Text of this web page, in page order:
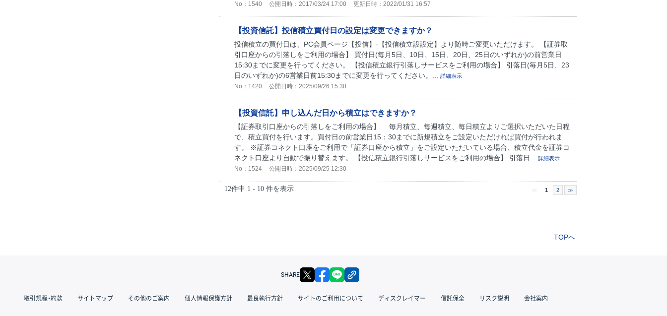
No：1540 公開日時：2017/03/24 17:00 更新日時：2022/01/31 16:57
【投資信託】投信積立買付日の設定は変更できますか？
投信積立の買付日は、PC会員ページ【投信】-【投信積立設設定】より随時ご変更いただけます。 【証券取
引口座からの引落しをご利用の場合】 買付日(毎月5日、10日、15日、20日、25日のいずれか)の前営業日
15:30までに変更を行ってください。 【投信積立銀行引落しサービスをご利用の場合】 引落日(毎月5日、23
日のいずれか)の6営業日前15:30までに変更を行ってください。...
詳細表示
No：1420 公開日時：2025/09/26 15:30
【投資信託】申し込んだ日から積立はできますか？
【証券取引口座からの引落しをご利用の場合】 毎月積立、毎週積立、毎日積立よりご選択いただいた日程
で、積立買付を行います。買付日の前営業日15：30までに新規積立をご設定いただければ買付が行われま
す。 ※証券コネクト口座をご利用で「証券口座から積立」をご設定いただいている場合、積立代金を証券コ
ネクト口座より自動で振り替えます。 【投信積立銀行引落しサービスをご利用の場合】 引落日...
詳細表示
No：1524 公開日時：2025/09/25 12:30
12件中 1 - 10 件を表示 1 2 ≫
TOPへ
SHARE X facebook
取引規程・約款 サイトマップ その他のご案内 個人情報保護方針 最良執行方針 サイトのご利用について ディスクレイマー 信託保全 リスク説明 会社案内